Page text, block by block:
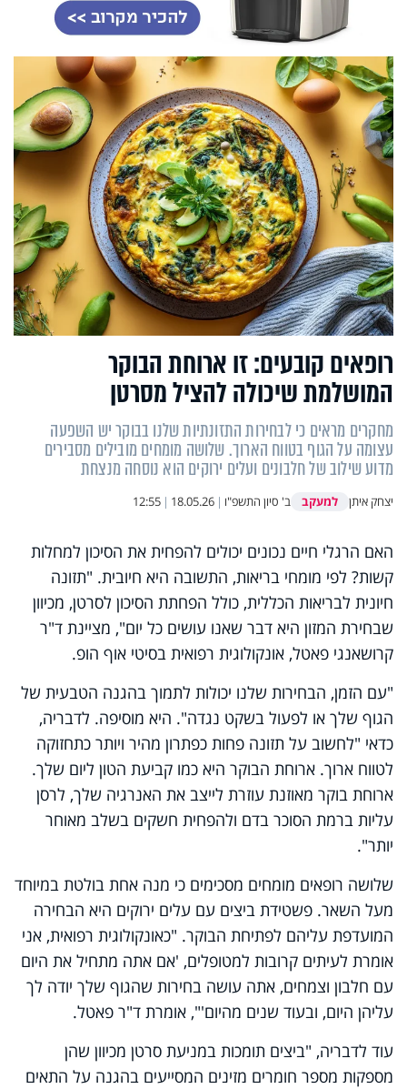
רופאים קובעים: זו ארוחת הבוקר
המושלמת שיכולה להציל מסרטן
מחקרים מראים כי לבחירות התזונתיות שלנו בבוקר יש השפעה
עצומה על הגוף בטווח הארוך. שלושה מומחים מובילים מסבירים
מדוע שילוב של חלבונים ועלים ירוקים הוא נוסחה מנצחת
יצחק איתן למעקב ב' סיון התשפ"ו |
18.05.26
|
12:55
האם הרגלי חיים נכונים יכולים להפחית את הסיכון למחלות
קשות? לפי מומחי בריאות, התשובה היא חיובית. "תזונה
חיונית לבריאות הכללית, כולל הפחתת הסיכון לסרטן, מכיוון
שבחירת המזון היא דבר שאנו עושים כל יום", מציינת ד"ר
קרושאנגי פאטל, אונקולוגית רפואית בסיטי אוף הופ.
"עם הזמן, הבחירות שלנו יכולות לתמוך בהגנה הטבעית של
הגוף שלך או לפעול בשקט נגדה". היא מוסיפה. לדבריה,
כדאי "לחשוב על תזונה פחות כפתרון מהיר ויותר כתחזוקה
לטווח ארוך. ארוחת הבוקר היא כמו קביעת הטון ליום שלך.
ארוחת בוקר מאוזנת עוזרת לייצב את האנרגיה שלך, לרסן
עליות ברמת הסוכר בדם ולהפחית חשקים בשלב מאוחר
יותר".
שלושה רופאים מומחים מסכימים כי מנה אחת בולטת במיוחד
מעל השאר. פשטידת ביצים עם עלים ירוקים היא הבחירה
המועדפת עליהם לפתיחת הבוקר. "כאונקולוגית רפואית, אני
אומרת לעיתים קרובות למטופלים, 'אם אתה מתחיל את היום
עם חלבון וצמחים, אתה עושה בחירות שהגוף שלך יודה לך
עליהן היום, ובעוד שנים מהיום'", אומרת ד"ר פאטל.
עוד לדבריה, "ביצים תומכות במניעת סרטן מכיוון שהן
מספקות מספר חומרים מזינים המסייעים בהגנה על התאים